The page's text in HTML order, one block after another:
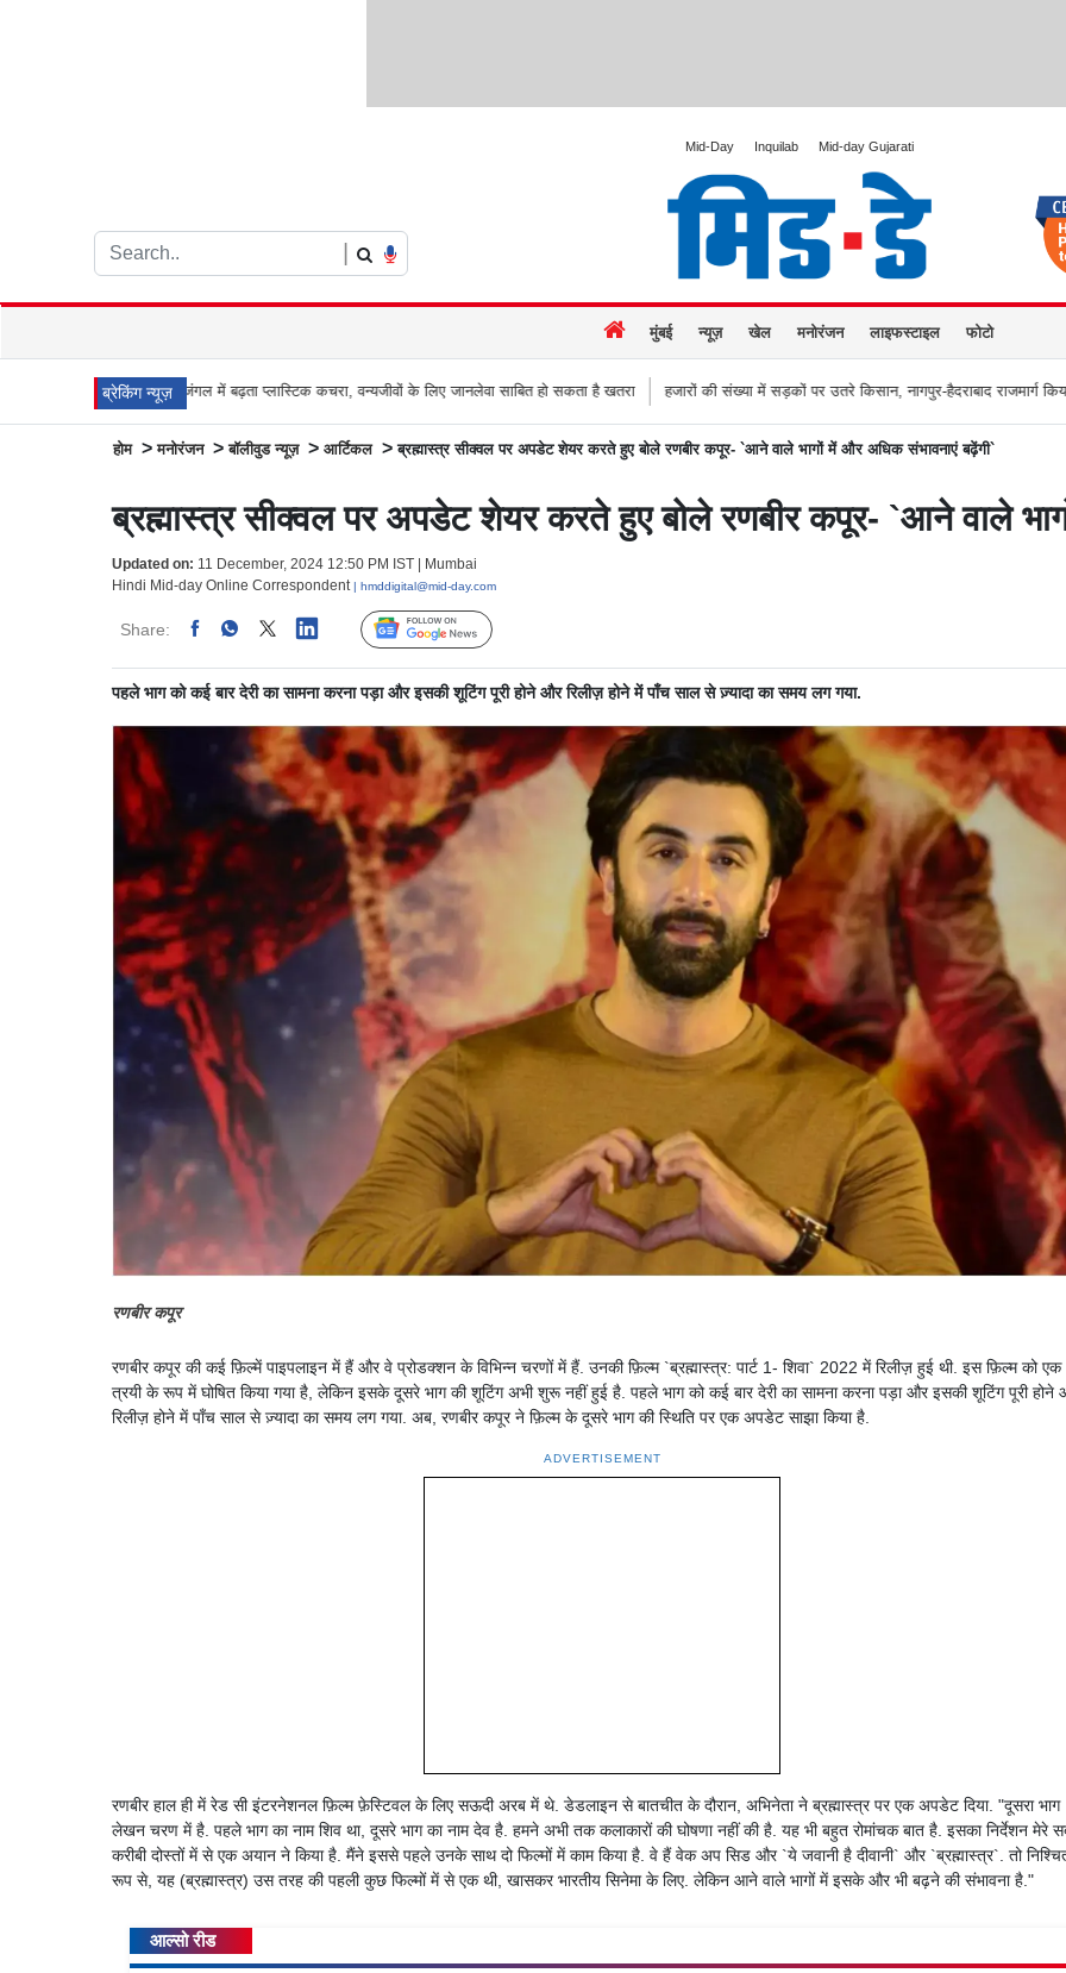
Mid-Day Inquilab Mid-day Gujarati
मुंबई न्यूज़ खेल मनोरंजन लाइफस्टाइल फोटो
ब्रेकिंग न्यूज़
आरे जंगल में बढ़ता प्लास्टिक कचरा, वन्यजीवों के लिए जानलेवा साबित हो सकता है खतरा हजारों की संख्या में सड़कों पर उतरे किसान, नागपुर-हैदराबाद राजमार्ग किया जाम, बच्चू कडू बोले
होम >मनोरंजन >बॉलीवुड न्यूज़ > आर्टिकल >ब्रह्मास्त्र सीक्वल पर अपडेट शेयर करते हुए बोले रणबीर कपूर- `आने वाले भागों में और अधिक संभावनाएं बढ़ेंगी`
ब्रह्मास्त्र सीक्वल पर अपडेट शेयर करते हुए बोले रणबीर कपूर- `आने वाले
Updated on: 11 December, 2024 12:50 PM IST | Mumbai
Hindi Mid-day Online Correspondent
| hmddigital@mid-day.com
Share: Linked Follow Us
पहले भाग को कई बार देरी का सामना करना पड़ा और इसकी शूटिंग पूरी होने और रिलीज़ होने में पाँच साल से ज़्यादा का समय लग गया.
रणबीर कपूर
रणबीर कपूर की कई फ़िल्में पाइपलाइन में हैं और वे प्रोडक्शन के विभिन्न चरणों में हैं. उनकी फ़िल्म `ब्रह्मास्त्र: पार्ट 1- शिवा` 2022 में रिलीज़ हुई थी. इस फ़िल्म को एक
त्रयी के रूप में घोषित किया गया है, लेकिन इसके दूसरे भाग की शूटिंग अभी शुरू नहीं हुई है. पहले भाग को कई बार देरी का सामना करना पड़ा और इसकी शूटिंग पूरी होने
रिलीज़ होने में पाँच साल से ज़्यादा का समय लग गया. अब, रणबीर कपूर ने फ़िल्म के दूसरे भाग की स्थिति पर एक अपडेट साझा किया है.
ADVERTISEMENT
रणबीर हाल ही में रेड सी इंटरनेशनल फ़िल्म फ़ेस्टिवल के लिए सऊदी अरब में थे. डेडलाइन से बातचीत के दौरान, अभिनेता ने ब्रह्मास्त्र पर एक अपडेट दिया. "दूसरा भाग
लेखन चरण में है. पहले भाग का नाम शिव था, दूसरे भाग का नाम देव है. हमने अभी तक कलाकारों की घोषणा नहीं की है. यह भी बहुत रोमांचक बात है. इसका निर्देशन मेरे
करीबी दोस्तों में से एक अयान ने किया है. मैंने इससे पहले उनके साथ दो फिल्मों में काम किया है. वे हैं वेक अप सिड और `ये जवानी है दीवानी` और `ब्रह्मास्त्र`. तो
रूप से, यह (ब्रह्मास्त्र) उस तरह की पहली कुछ फिल्मों में से एक थी, खासकर भारतीय सिनेमा के लिए. लेकिन आने वाले भागों में इसके और भी बढ़ने की संभावना है."
आल्सो रीड